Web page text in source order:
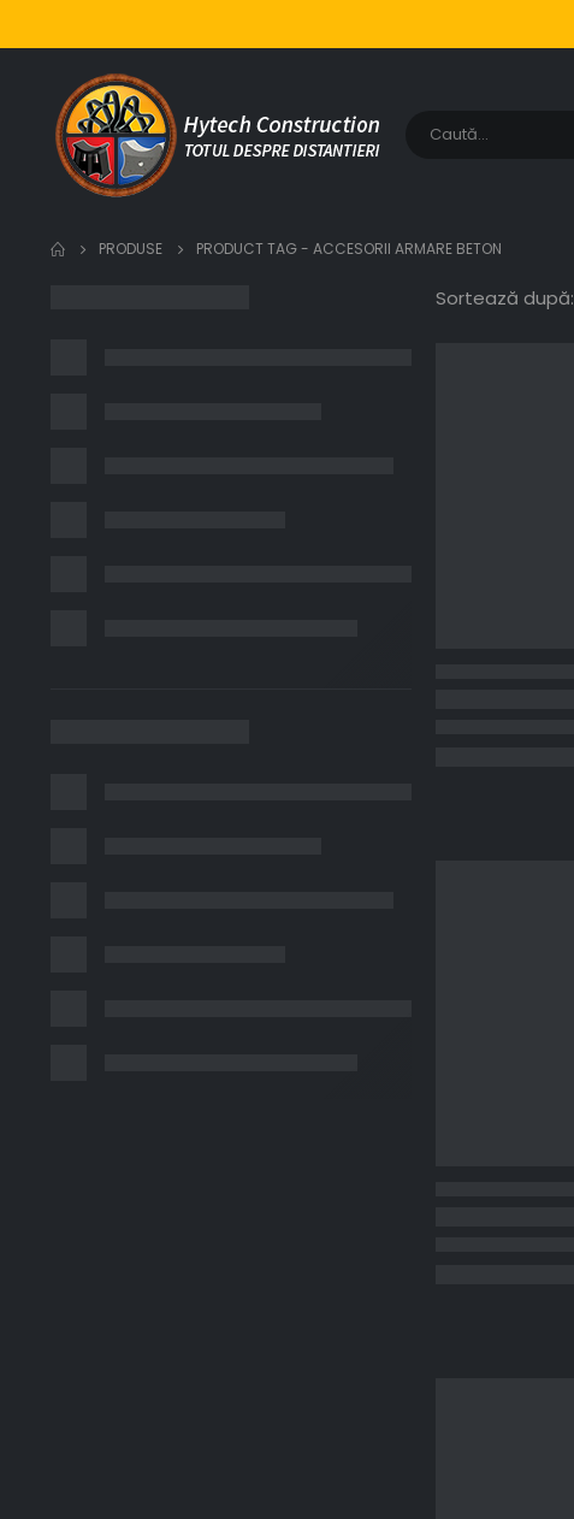
PRODUSE PRODUCT TAG - ACCESORII ARMARE BETON
Sortează după: